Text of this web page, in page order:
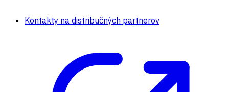
Kontakty na distribučných partnerov